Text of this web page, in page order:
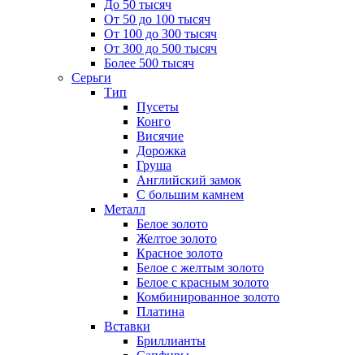
До 50 тысяч
От 50 до 100 тысяч
От 100 до 300 тысяч
От 300 до 500 тысяч
Более 500 тысяч
Серьги
Тип
Пусеты
Конго
Висячие
Дорожка
Груша
Английский замок
С большим камнем
Металл
Белое золото
Желтое золото
Красное золото
Белое с желтым золото
Белое с красным золото
Комбинированное золото
Платина
Вставки
Бриллианты